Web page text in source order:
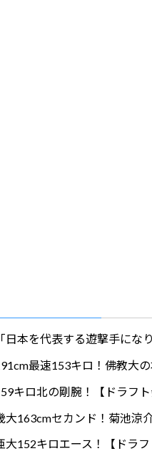
本を代表する遊撃手にな
最速153キロ！佛教大
キロ北の剛腕！【ドラフト
大163cmセカンド！菊池涼
152キロエース！【ドラフ